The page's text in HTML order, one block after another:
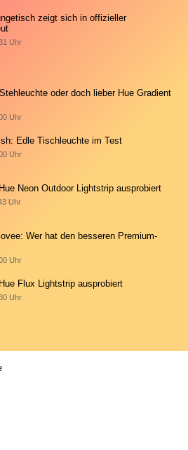
zeigt sich in offizieller
Uhr
oder doch lieber Hue Gradient
Uhr
Edle Tischleuchte im Test
Uhr
Neon Outdoor Lightstrip ausprobiert
Uhr
Wer hat den besseren Premium-
Uhr
Flux Lightstrip ausprobiert
Uhr